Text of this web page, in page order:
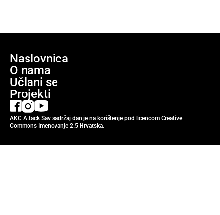
Naslovnica
O nama
Učlani se
Projekti
AKC Attack Sav sadržaj dan je na korištenje pod licencom Creative
Commons Imenovanje 2.5 Hrvatska.